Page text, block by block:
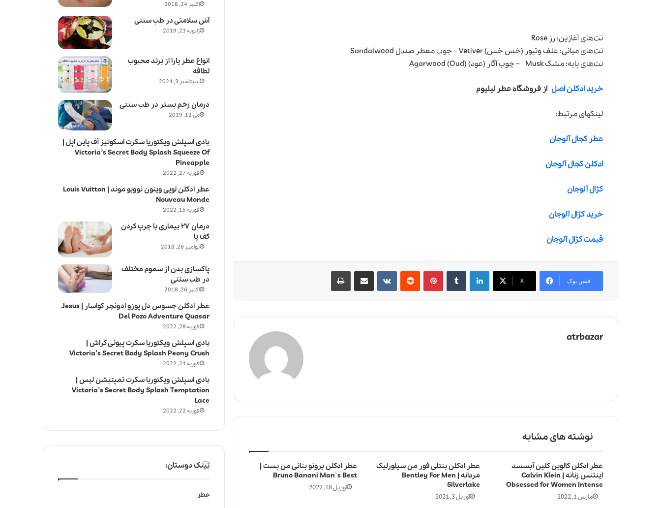
نت‌های آغازین: رز Rose
نت‌های میانی: علف وتیور (خس خس) Vetiver – چوب معطر صندل Sandalwood
نت‌های پایه: مشک Musk – چوب آگار (عود) Agarwood (Oud)
خرید ادکلن اصل از فروشگاه عطر لیلیوم
لینکهای مرتبط:
عطر کجال آلوجان
ادکلن کجال آلوجان
کژال آلوجان
خرید کژال آلوجان
قیمت کژال آلوجان
فیس بوک X
لینکدین ‫تامبلر ‫پین‌ترست‫رددیت ‫VKontakteاشتراک گذاری از طریق ایمیل چاپ
atrbazar
نوشته های مشابه
عطر ادکلن برونو بنانی من بست |
Bruno Banani Man`s Best
آوریل 18, 2022
عطر ادکلن بنتلی فور من سیلورلیک
مردانه | Bentley For Men
Silverlake
آوریل 3, 2021
عطر ادکلن کالوین کلین آبسسد
اینتنس زنانه | Calvin Klein
Obsessed for Women Intense
مارس 1, 2022
اکتبر 24, 2018
آش سلامتی در طب سنتی
ژانویه 23, 2019
انواع عطر یارا از برند محبوب
لطافه
سپتامبر 3, 2024
درمان زخم بستر در طب سنتی
می 12, 2019
بادی اسپلش ویکتوریا سکرت اسکوئیز آف پاین اپل |
Victoria’s Secret Body Splash Squeeze Of
Pineapple
فوریه 27, 2022
عطر ادکلن لویی ویتون نوویو موند | Louis Vuitton
Nouveau Monde
فوریه 15, 2022
درمان ۲۷ بیماری با چرپ کردن
کف پا
نوامبر 26, 2018
پاکسازی بدن از سموم مختلف
در طب سنتی
اکتبر 26, 2018
عطر ادکلن جسوس دل پوزو ادونچر کواسار | Jesus
Del Pozo Adventure Quasar
فوریه 28, 2022
بادی اسپلش ویکتوریا سکرت پیونی کراش |
Victoria’s Secret Body Splash Peony Crush
فوریه 24, 2022
بادی اسپلش ویکتوریا سکرت تمپتیشن لیس |
Victoria’s Secret Body Splash Temptation
Lace
فوریه 22, 2022
لینک دوستان:
عطر